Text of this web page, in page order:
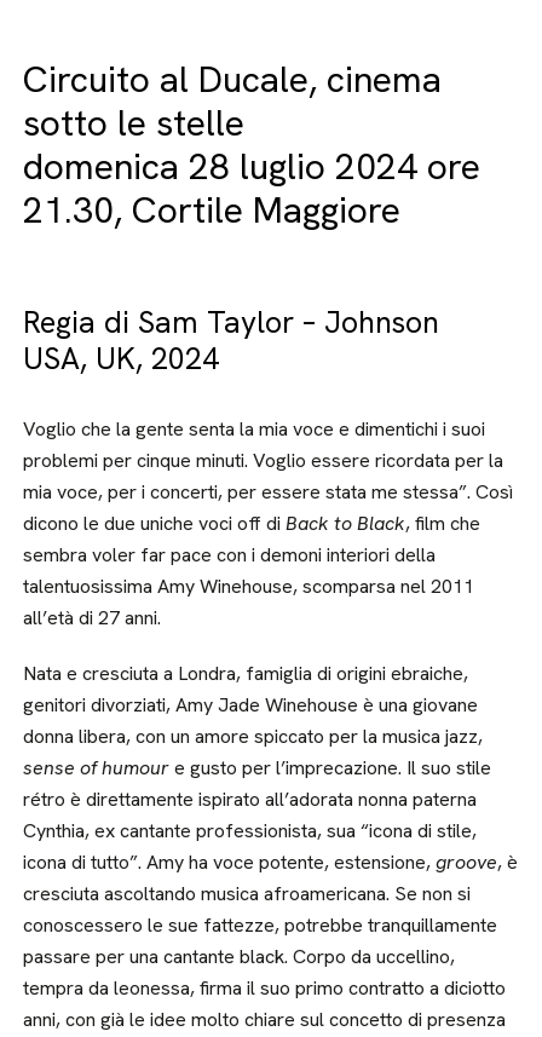
Circuito al Ducale, cinema
sotto le stelle
domenica 28 luglio 2024 ore
21.30, Cortile Maggiore
Regia di Sam Taylor – Johnson
USA, UK, 2024
Voglio che la gente senta la mia voce e dimentichi i suoi
problemi per cinque minuti. Voglio essere ricordata per la
mia voce, per i concerti, per essere stata me stessa”. Così
dicono le due uniche voci off diBack to Black, film che
sembra voler far pace con i demoni interiori della
talentuosissima Amy Winehouse, scomparsa nel 2011
all’età di 27 anni.
Nata e cresciuta a Londra, famiglia di origini ebraiche,
genitori divorziati, Amy Jade Winehouse è una giovane
donna libera, con un amore spiccato per la musica jazz,
sense of humoure gusto per l’imprecazione. Il suo stile
rétro è direttamente ispirato all’adorata nonna paterna
Cynthia, ex cantante professionista, sua “icona di stile,
icona di tutto”. Amy ha voce potente, estensione,groove, è
cresciuta ascoltando musica afroamericana. Se non si
conoscessero le sue fattezze, potrebbe tranquillamente
passare per una cantante black. Corpo da uccellino,
tempra da leonessa, firma il suo primo contratto a diciotto
anni, con già le idee molto chiare sul concetto di presenza